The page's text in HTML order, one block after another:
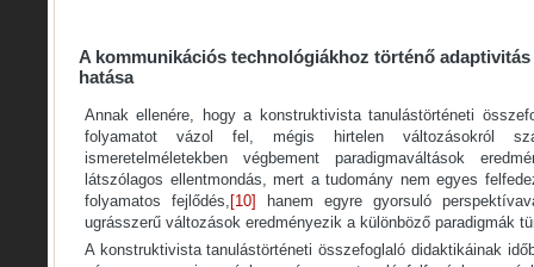
A kommunikációs technológiákhoz történő
hatása
Annak ellenére, hogy a konstruktivista tanulástörténeti
folyamatot vázol fel, mégis hirtelen változásokról
ismeretelméletekben végbement paradigmaváltások
látszólagos ellentmondás, mert a tudomány nem egyes
folyamatos fejlődés, [10]
hanem egyre gyorsuló
ugrásszerű változások eredményezik a különböző paradigmák
A konstruktivista tanulástörténeti összefoglaló didaktikáinak